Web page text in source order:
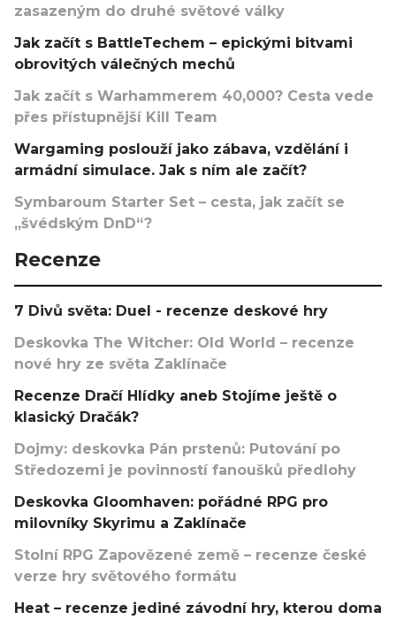
zasazeným do druhé světové války
Jak začít s BattleTechem – epickými bitvami
obrovitých válečných mechů
Jak začít s Warhammerem 40,000? Cesta vede
přes přístupnější Kill Team
Wargaming poslouží jako zábava, vzdělání i
armádní simulace. Jak s ním ale začít?
Symbaroum Starter Set – cesta, jak začít se
„švédským DnD“?
Recenze
7 Divů světa: Duel - recenze deskové hry
Deskovka The Witcher: Old World – recenze
nové hry ze světa Zaklínače
Recenze Dračí Hlídky aneb Stojíme ještě o
klasický Dračák?
Dojmy: deskovka Pán prstenů: Putování po
Středozemi je povinností fanoušků předlohy
Deskovka Gloomhaven: pořádné RPG pro
milovníky Skyrimu a Zaklínače
Stolní RPG Zapovězené země – recenze české
verze hry světového formátu
Heat – recenze jediné závodní hry, kterou doma